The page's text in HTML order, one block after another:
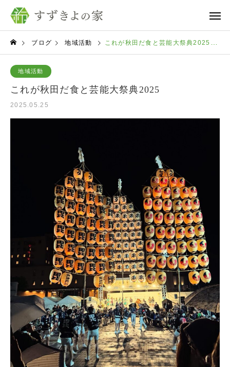
ブログ 地域活動 これが秋田だ食と芸能大祭典2025
地域活動
これが秋田だ食と芸能大祭典2025
2025.05.25